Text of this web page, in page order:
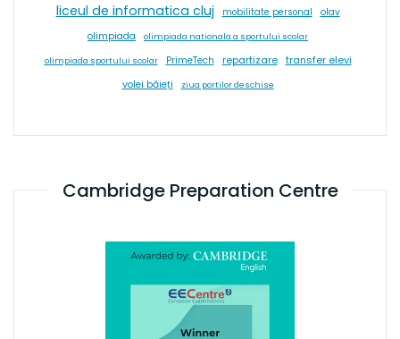
liceul de informatica cluj mobilitate personal
olav
olimpiada
olimpiada nationala a sportului scolar
olimpiada sportului scolar PrimeTech repartizare transfer elevi
volei băieți ziua portilor deschise
Cambridge Preparation Centre